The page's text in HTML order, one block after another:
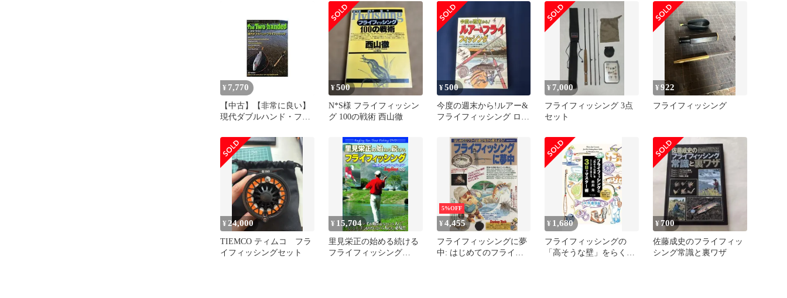
ムバウンス対応 レインボ
ートラウト・トラウトフ
ィッシングに最適
最適メソ…
¥ 7,770
【中古】【非常に良い】
現代ダブルハンド・フラ
雅で戦略的 (別冊つり人
Vol. 236)
¥500
N*S様 フライフィッシン
グ 100の戦術 西山徹
¥500
今度の週末から!ルアー&
フライフィッシング ロッ
間,ファ…
¥ 7,000
フライフィッシング 3点
セット
¥922
フライフィッシング
¥ 24,000
TIEMCO ティムコ フラ
イフィッシングセット
¥ 15,704
里見栄正の始める続ける
フライフィッシング
5%OFF
¥4,455
フライフィッシングに夢
中: はじめてのフライは
¥ 1,680
フライフィッシングの
「高そうな壁」をらくら
¥ 700
佐藤成史のフライフィッ
シング常識と裏ワザ